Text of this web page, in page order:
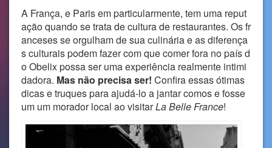
A França, e Paris em particularmente, tem uma reput
ação quando se trata de cultura de restaurantes. Os fr
anceses se orgulham de sua culinária e as diferença
s culturais podem fazer com que comer fora no país d
o Obelix possa ser uma experiência realmente intimi
dadora. Mas não precisa ser! Confira essas ótimas
dicas e truques para ajudá-lo a jantar comos e fosse
um um morador local ao visitarLa Belle France!